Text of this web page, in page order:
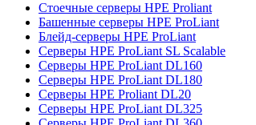
Стоечные серверы HPE Proliant
Башенные серверы HPE ProLiant
Блейд-серверы HPE ProLiant
Серверы HPE ProLiant SL Scalable
Серверы HPE ProLiant DL160
Серверы HPE ProLiant DL180
Серверы HPE Proliant DL20
Серверы HPE ProLiant DL325